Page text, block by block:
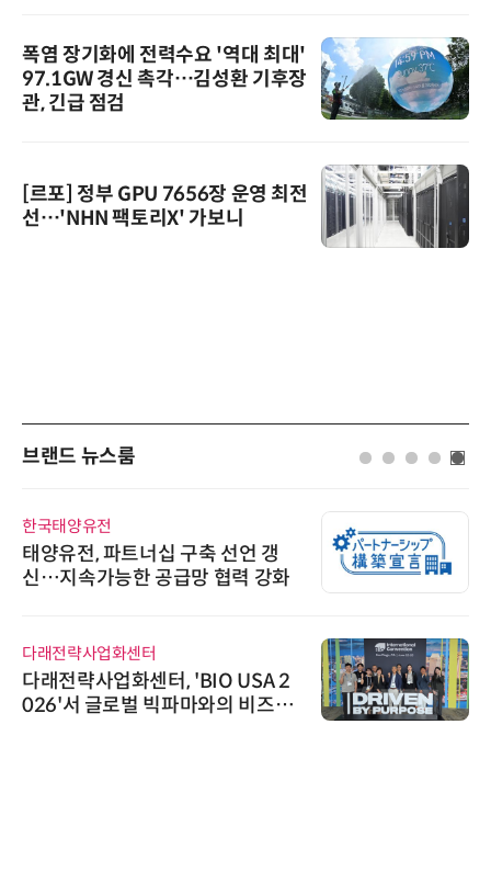
폭염 장기화에 전력수요 '역대 최대'
97.1GW 경신 촉각…김성환 기후장
관, 긴급 점검
[르포] 정부 GPU 7656장 운영 최전
선…'NHN 팩토리X' 가보니
브랜드 뉴스룸
한국태양유전
태양유전, 파트너십 구축 선언 갱
신…지속가능한 공급망 협력 강화
다래전략사업화센터
다래전략사업화센터, 'BIO USA 2
026'서 글로벌 빅파마와의 비즈니